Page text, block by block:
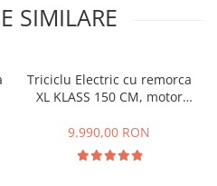
SIMILARE
Triciclu Electric cu remorca
XL KLASS 150 CM, motor
XL-KLASS4, Omologata, CIV
inclus
9.990,00 RON